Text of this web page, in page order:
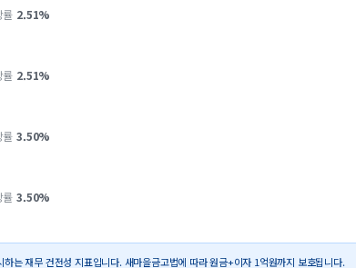
률 2.51%
률 2.51%
률 3.50%
률 3.50%
하는 재무 건전성 지표입니다. 새마을금고법에 따라 원금+이자 1억원까지 보호됩니다.